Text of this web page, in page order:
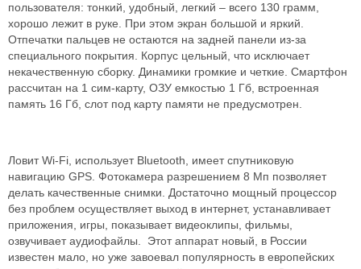
пользователя: тонкий, удобный, легкий – всего 130 грамм,
хорошо лежит в руке. При этом экран большой и яркий.
Отпечатки пальцев не остаются на задней панели из-за
специального покрытия. Корпус цельный, что исключает
некачественную сборку. Динамики громкие и четкие. Смартфон
рассчитан на 1 сим-карту, ОЗУ емкостью 1 Гб, встроенная
память 16 Гб, слот под карту памяти не предусмотрен.
Ловит Wi-Fi, использует Bluetooth, имеет спутниковую
навигацию GPS. Фотокамера разрешением 8 Мп позволяет
делать качественные снимки. Достаточно мощный процессор
без проблем осуществляет выход в интернет, устанавливает
приложения, игры, показывает видеоклипы, фильмы,
озвучивает аудиофайлы. Этот аппарат новый, в России
известен мало, но уже завоевал популярность в европейских